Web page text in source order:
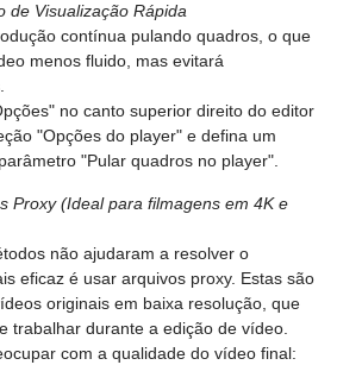
de Visualização Rápida
contínua pulando quadros, o que
menos fluido, mas evitará
no canto superior direito do editor
"Opções do player" e defina um
"Pular quadros no player".
Proxy (Ideal para filmagens em 4K e
não ajudaram a resolver o
eficaz é usar arquivos proxy. Estas são
originais em baixa resolução, que
trabalhar durante a edição de vídeo.
com a qualidade do vídeo final: